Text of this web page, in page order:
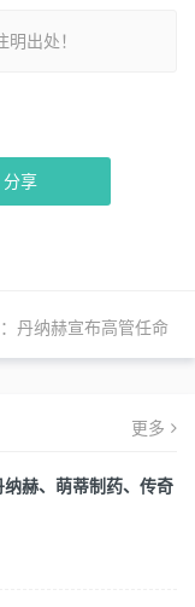
出处！
分享
丹纳赫宣布高管任命
更多
赫、萌蒂制药、传奇